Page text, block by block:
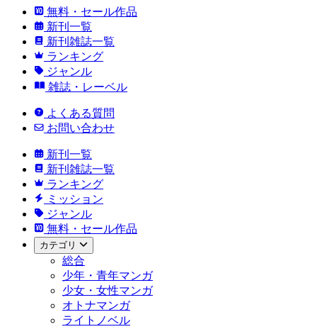
無料・セール作品
新刊一覧
新刊雑誌一覧
ランキング
ジャンル
雑誌・レーベル
よくある質問
お問い合わせ
新刊一覧
新刊雑誌一覧
ランキング
ミッション
ジャンル
無料・セール作品
カテゴリ
総合
少年・青年マンガ
少女・女性マンガ
オトナマンガ
ライトノベル